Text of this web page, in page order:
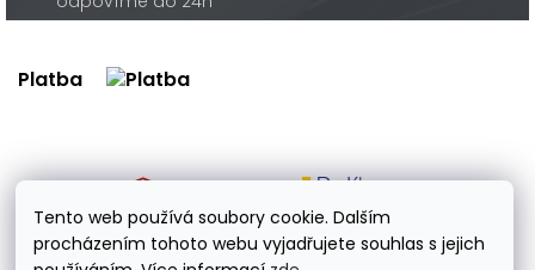
Tento web používá soubory cookie. Dalším
procházením tohoto webu vyjadřujete souhlas s jejich
Platba
Doprava